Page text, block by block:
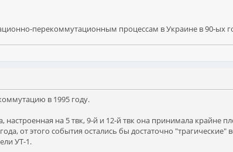
перекоммутационным процессам в Украине в 90-ых
в 1995 году.
настроенная на 5 твк, 9-й и 12-й твк она принимала крайне
от этого события остались бы достаточно
УТ-1.